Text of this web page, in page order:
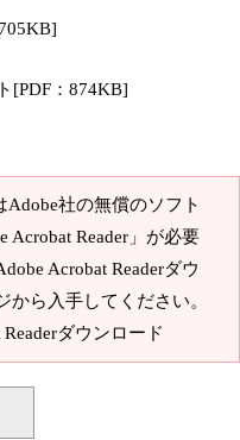
[PDF：874KB]
Adobe社の無償のソフト
Acrobat Reader」が必要
Acrobat Readerダウ
から入手してください。
ダウンロード